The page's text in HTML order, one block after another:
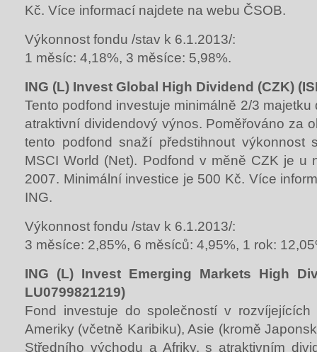
Kč. Více informací najdete na webu ČSOB.
Výkonnost fondu /stav k 6.1.2013/:
1 měsíc: 4,18%, 3 měsíce: 5,98%.
ING (L) Invest Global High Dividend (CZK)
Tento podfond investuje minimálně 2/3
atraktivní dividendový výnos. Poměřováno za
tento podfond snaží předstihnout výkonnost
MSCI World (Net). Podfond v měně CZK je u
2007. Minimální investice je 500 Kč. Více
ING.
Výkonnost fondu /stav k 6.1.2013/:
3 měsíce: 2,85%, 6 měsíců: 4,95%, 1 rok:
ING (L) Invest Emerging Markets High
LU0799821219)
Fond investuje do společností v
Ameriky (včetně Karibiku), Asie (kromě
Středního východu a Afriky, s atraktivním